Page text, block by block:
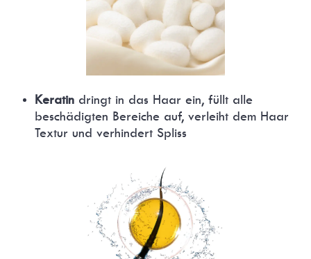
Keratin dringt in das Haar ein, füllt alle
beschädigten Bereiche auf, verleiht dem Haar
Textur und verhindert Spliss